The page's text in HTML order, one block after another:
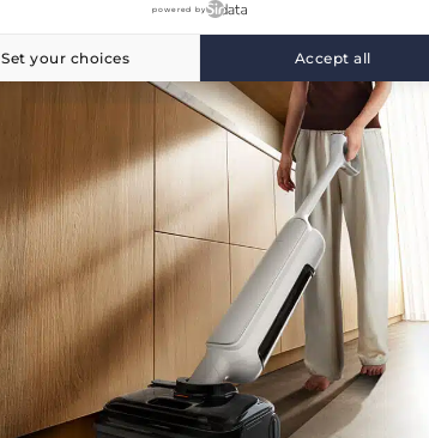
powered by
Set your choices Accept all